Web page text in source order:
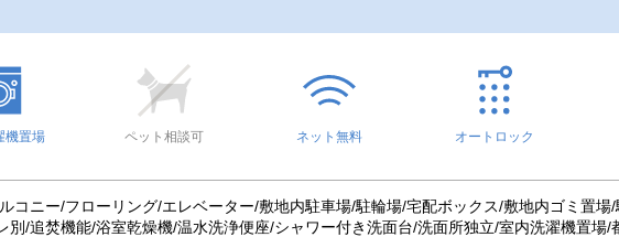
機置場 ペット相談可 ネット無料 オートロック
コニー/フローリング/エレベーター/敷地内駐車場/駐輪場/宅配ボックス/敷地内ゴミ置場
別/追焚機能/浴室乾燥機/温水洗浄便座/シャワー付き洗面台/洗面所独立/室内洗濯機置場/